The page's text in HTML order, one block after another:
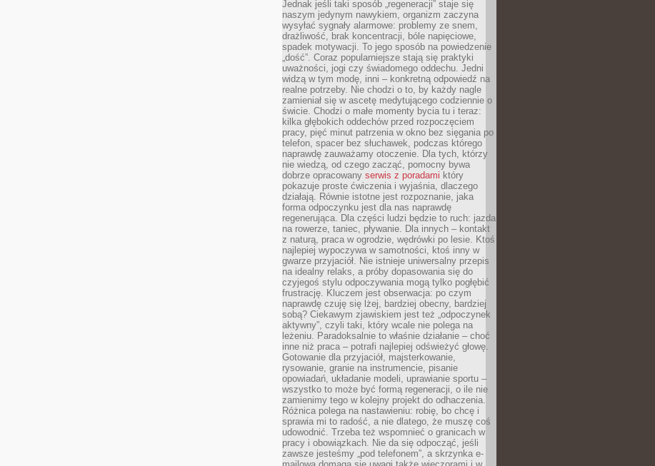
Jednak jeśli taki sposób „regeneracji” staje się
naszym jedynym nawykiem, organizm zaczyna
wysyłać sygnały alarmowe: problemy ze snem,
drażliwość, brak koncentracji, bóle napięciowe,
spadek motywacji. To jego sposób na powiedzenie
„dość”. Coraz popularniejsze stają się praktyki
uważności, jogi czy świadomego oddechu. Jedni
widzą w tym modę, inni – konkretną odpowiedź na
realne potrzeby. Nie chodzi o to, by każdy nagle
zamieniał się w ascetę medytującego codziennie o
świcie. Chodzi o małe momenty bycia tu i teraz:
kilka głębokich oddechów przed rozpoczęciem
pracy, pięć minut patrzenia w okno bez sięgania po
telefon, spacer bez słuchawek, podczas którego
naprawdę zauważamy otoczenie. Dla tych, którzy
nie wiedzą, od czego zacząć, pomocny bywa
dobrze opracowany serwis z poradami który
pokazuje proste ćwiczenia i wyjaśnia, dlaczego
działają. Równie istotne jest rozpoznanie, jaka
forma odpoczynku jest dla nas naprawdę
regenerująca. Dla części ludzi będzie to ruch: jazda
na rowerze, taniec, pływanie. Dla innych – kontakt
z naturą, praca w ogrodzie, wędrówki po lesie. Ktoś
najlepiej wypoczywa w samotności, ktoś inny w
gwarze przyjaciół. Nie istnieje uniwersalny przepis
na idealny relaks, a próby dopasowania się do
czyjegoś stylu odpoczywania mogą tylko pogłębić
frustrację. Kluczem jest obserwacja: po czym
naprawdę czuję się lżej, bardziej obecny, bardziej
sobą? Ciekawym zjawiskiem jest też „odpoczynek
aktywny”, czyli taki, który wcale nie polega na
leżeniu. Paradoksalnie to właśnie działanie – choć
inne niż praca – potrafi najlepiej odświeżyć głowę.
Gotowanie dla przyjaciół, majsterkowanie,
rysowanie, granie na instrumencie, pisanie
opowiadań, układanie modeli, uprawianie sportu –
wszystko to może być formą regeneracji, o ile nie
zamienimy tego w kolejny projekt do odhaczenia.
Różnica polega na nastawieniu: robię, bo chcę i
sprawia mi to radość, a nie dlatego, że muszę coś
udowodnić. Trzeba też wspomnieć o granicach w
pracy i obowiązkach. Nie da się odpocząć, jeśli
zawsze jesteśmy „pod telefonem”, a skrzynka e-